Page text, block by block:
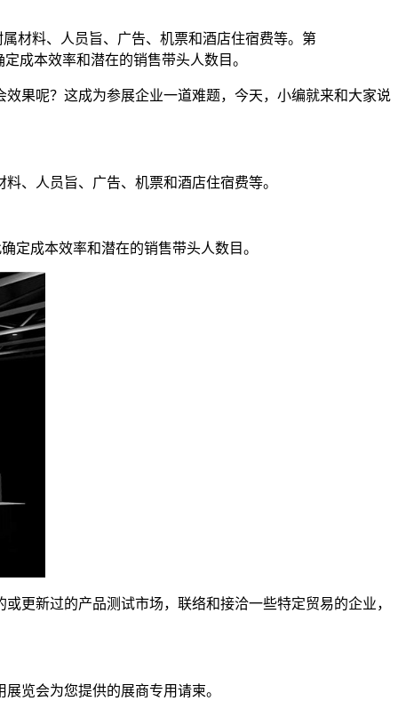
材料、人员旨、广告、机票和酒店住宿费等。第
成本效率和潜在的销售带头人数目。
效果呢？这成为参展企业一道难题，今天，小编就来和大家说
、人员旨、广告、机票和酒店住宿费等。
定成本效率和潜在的销售带头人数目。
更新过的产品测试市场，联络和接洽一些特定贸易的企业，
览会为您提供的展商专用请柬。